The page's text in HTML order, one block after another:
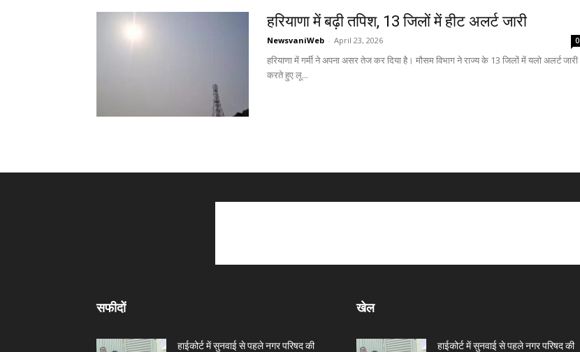
हरियाणा में बढ़ी तपिश, 13 जिलों में हीट अलर्ट जारी
NewsvaniWeb - April 23, 2026 0
हरियाणा में गर्मी ने अपना असर तेज कर दिया है। मौसम विभाग ने राज्य के 13 जिलों में यलो अलर्ट जारी
करते हुए लू...
सफीदों
हाईकोर्ट में सुनवाई से पहले नगर परिषद की
खेल
हाईकोर्ट में सुनवाई से पहले नगर परिषद की